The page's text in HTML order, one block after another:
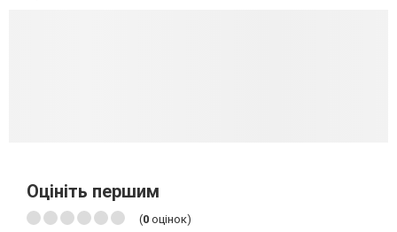
Оцініть першим
(0 оцінок)